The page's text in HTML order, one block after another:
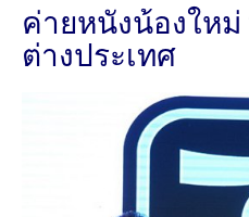
ค่ายหนังน้องใหม่
ต่างประเทศ